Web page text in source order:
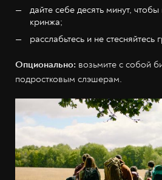
дайте себе десять минут,
кринжа;
расслабьтесь и не стесняйтесь
Опционально: возьмите с собой
подростковым слэшерам.